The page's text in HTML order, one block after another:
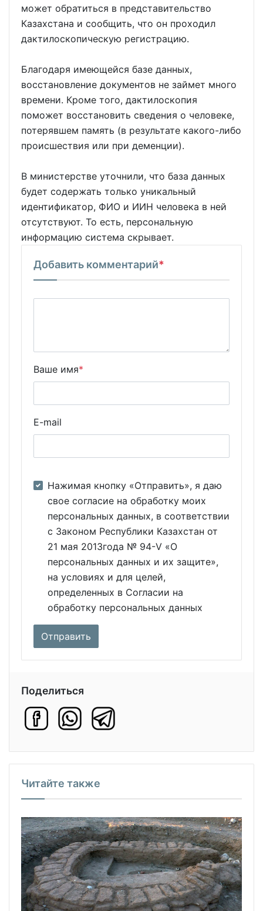
может обратиться в представительство
Казахстана и сообщить, что он проходил
дактилоскопическую регистрацию.
Благодаря имеющейся базе данных,
восстановление документов не займет много
времени. Кроме того, дактилоскопия
поможет восстановить сведения о человеке,
потерявшем память (в результате какого-либо
происшествия или при деменции).
В министерстве уточнили, что база данных
будет содержать только уникальный
идентификатор, ФИО и ИИН человека в ней
отсутствуют. То есть, персональную
информацию система скрывает.
Добавить комментарий*
Ваше имя*
E-mail
Нажимая кнопку «Отправить», я даю
свое согласие на обработку моих
персональных данных, в соответствии
с Законом Республики Казахстан от
21 мая 2013года № 94-V «О
персональных данных и их защите»,
на условиях и для целей,
определенных в Согласии на
обработку персональных данных
Поделиться
Читайте также